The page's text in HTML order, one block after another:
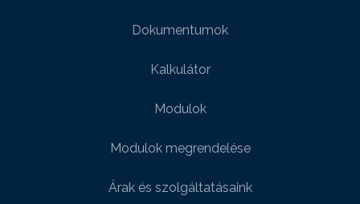
Dokumentumok
Kalkulátor
Modulok
Modulok megrendelése
Árak és szolgáltatásaink